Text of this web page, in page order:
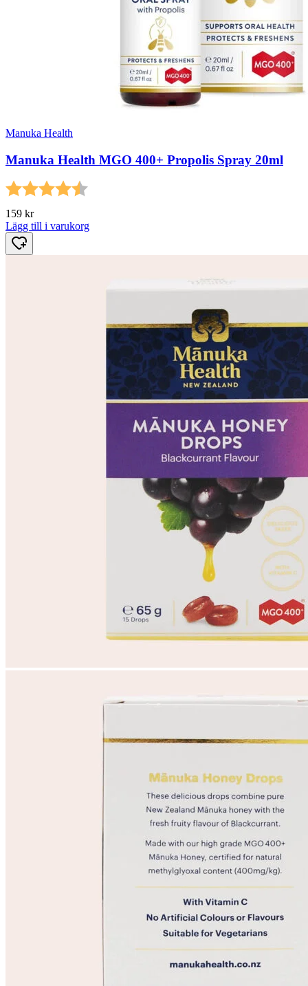
Manuka Health
Manuka Health MGO 400+ Propolis Spray 20ml
Betyg:
159 kr
Lägg till i varukorg